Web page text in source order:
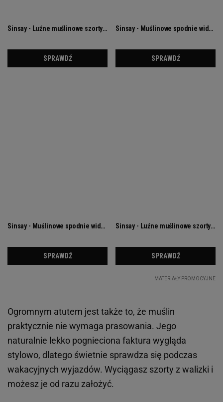
Ogromnym atutem jest także to, że muślin
praktycznie nie wymaga prasowania. Jego
naturalnie lekko pognieciona faktura wygląda
stylowo, dlatego świetnie sprawdza się podczas
wakacyjnych wyjazdów. Wyciągasz szorty z walizki i
możesz je od razu założyć.